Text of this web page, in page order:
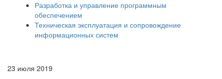
Разработка и управление программным
обеспечением
Техническая эксплуатация и сопровождение
информационных систем
23 июля 2019